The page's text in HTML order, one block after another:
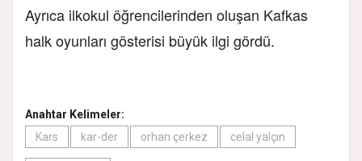
Ayrıca ilkokul öğrencilerinden oluşan Kafkas
halk oyunları gösterisi büyük ilgi gördü.
Anahtar Kelimeler:
Kars
kar-der orhan çerkez celal yalçın